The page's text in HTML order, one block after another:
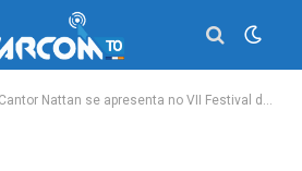
Cantor Nattan se apresenta no VII Festival do Chambari; veja programação